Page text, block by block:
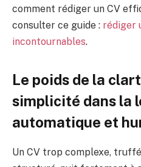
comment rédiger un CV
consulter ce guide : rédiger
incontournables.
Le poids de la
simplicité dans la
automatique et
Un CV trop complexe,